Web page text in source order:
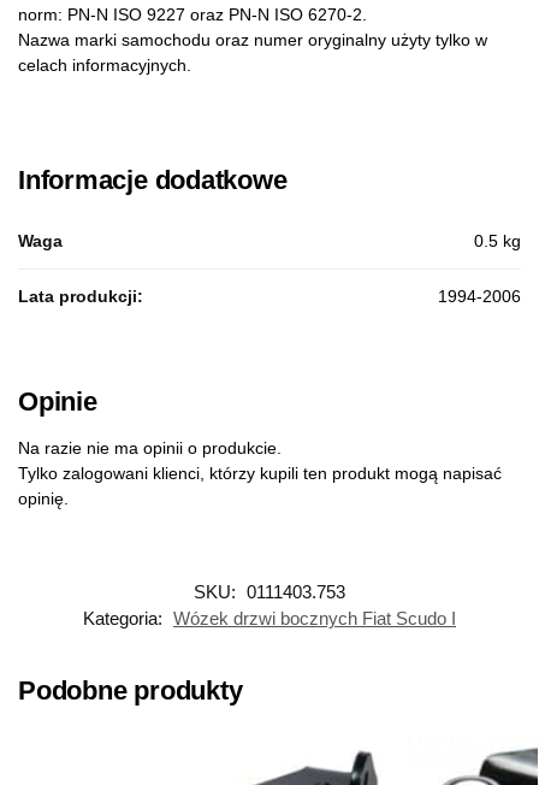
norm: PN-N ISO 9227 oraz PN-N ISO 6270-2.
Nazwa marki samochodu oraz numer oryginalny użyty tylko w
celach informacyjnych.
Informacje dodatkowe
Waga 0.5 kg
Lata produkcji: 1994-2006
Opinie
Na razie nie ma opinii o produkcie.
Tylko zalogowani klienci, którzy kupili ten produkt mogą napisać
opinię.
SKU: 0111403.753
Kategoria: Wózek drzwi bocznych Fiat Scudo I
Podobne produkty